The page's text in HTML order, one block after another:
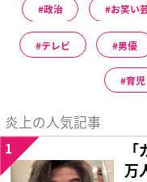
政治 お笑い
テレビ 男優
育児
炎上の人気記事
万
1